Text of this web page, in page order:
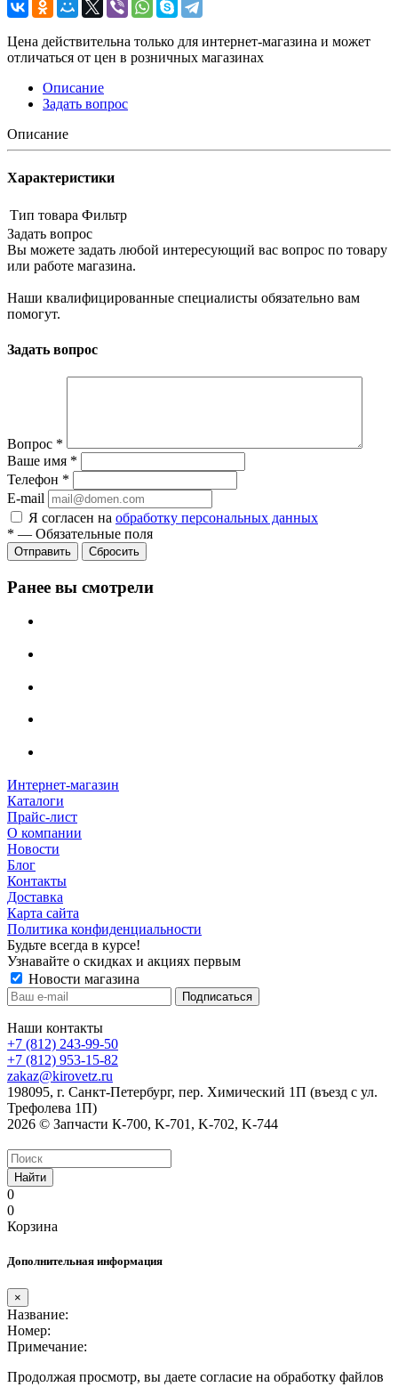
Цена действительна только для интернет-магазина и может
отличаться от цен в розничных магазинах
Описание
Задать вопрос
Описание
Характеристики
Тип товара Фильтр
Задать вопрос
Вы можете задать любой интересующий вас вопрос по товару
или работе магазина.
Наши квалифицированные специалисты обязательно вам
помогут.
Задать вопрос
Вопрос *
Ваше имя *
Телефон *
E-mail
Я согласен на обработку персональных данных
* — Обязательные поля
Сбросить
Ранее вы смотрели
Интернет-магазин
Каталоги
Прайс-лист
О компании
Новости
Блог
Контакты
Доставка
Карта сайта
Политика конфиденциальности
Будьте всегда в курсе!
Узнавайте о скидках и акциях первым
Новости магазина
Наши контакты
+7 (812) 243-99-50
+7 (812) 953-15-82
zakaz@kirovetz.ru
198095, г. Санкт-Петербург, пер. Химический 1П (въезд с ул.
Трефолева 1П)
2026 © Запчасти К-700, K-701, K-702, K-744
Найти
0
0
Корзина
Дополнительная информация
×
Название:
Номер:
Примечание:
Продолжая просмотр, вы даете согласие на обработку файлов